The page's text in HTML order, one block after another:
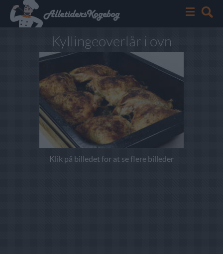
Kyllingeoverlår i ovn
Klik på billedet for at se flere billeder